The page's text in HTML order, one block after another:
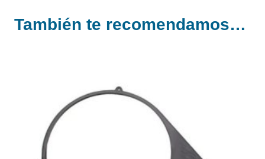
O
También te recomendamos…